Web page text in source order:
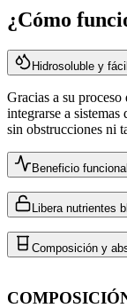
¿Cómo
Hidrosoluble y
Gracias a su
integrarse a
sin obstrucciones ni
Beneficio funcional
Libera nutrientes
Composición y